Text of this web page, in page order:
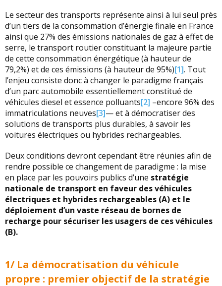
Le secteur des transports représente ainsi à lui seul près
d’un tiers de la consommation d’énergie finale en France
ainsi que 27% des émissions nationales de gaz à effet de
serre, le transport routier constituant la majeure partie
de cette consommation énergétique (à hauteur de
79,2%) et de ces émissions (à hauteur de 95%)[1]. Tout
l’enjeu consiste donc à changer le paradigme français
d’un parc automobile essentiellement constitué de
véhicules diesel et essence polluants[2] –encore 96% des
immatriculations neuves[3]— et à démocratiser des
solutions de transports plus durables, à savoir les
voitures électriques ou hybrides rechargeables.
Deux conditions devront cependant être réunies afin de
rendre possible ce changement de paradigme : la mise
en place par les pouvoirs publics d’une stratégie
nationale de transport en faveur des véhicules
électriques et hybrides rechargeables (A) et le
déploiement d’un vaste réseau de bornes de
recharge pour sécuriser les usagers de ces véhicules
(B).
1/ La démocratisation du véhicule
propre : premier objectif de la stratégie